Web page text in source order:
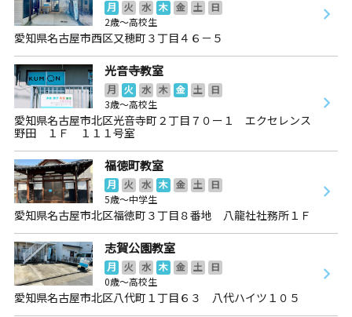
月 火 水 木 金 土
日
2歳～高校生
愛知県名古屋市西区又穂町３丁目４６－５
光音寺教室
月 火 水 木 金 土
日
3歳～高校生
愛知県名古屋市北区光音寺町２丁目７０ー１ エクセレンス
野田 １Ｆ １１１号室
福徳町教室
月 火 水 木 金 土
日
5歳～中学生
愛知県名古屋市北区福徳町３丁目８番地 八龍社社務所１Ｆ
志賀公園教室
月 火 水 木 金 土
日
0歳～高校生
愛知県名古屋市北区八代町１丁目６３ 八代ハイツ１０５